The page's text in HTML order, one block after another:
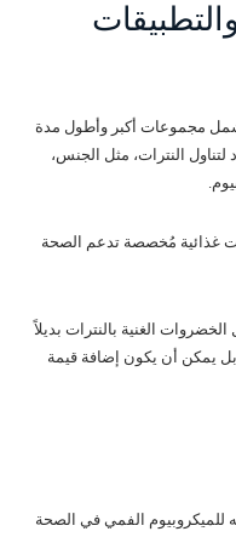
مجموعات أكبر وأطول مدة
لتناول النترات، مثل الجنس،
غذائية مُخصصة تدعم الصحة
الغنية بالنترات بديلاً
بل يمكن أن يكون إضافة قيمة
للميكروبيوم الفمي في الصحة